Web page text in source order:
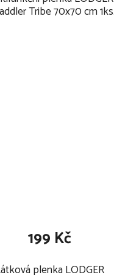
Tribe 70x70 cm 1ks
plenka LODGER
199 Kč